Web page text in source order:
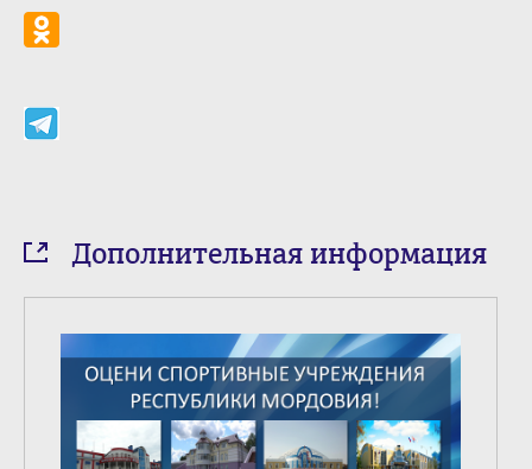
Дополнительная информация